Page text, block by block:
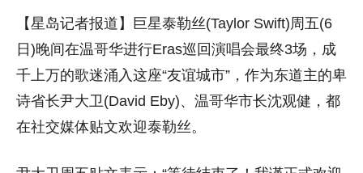
【星岛记者报道】巨星泰勒丝(Taylor Swift)周五(6
日)晚间在温哥华进行Eras巡回演唱会最终3场，成
千上万的歌迷涌入这座“友谊城市”，作为东道主的卑
诗省长尹大卫(David Eby)、温哥华市长沈观健，都
在社交媒体贴文欢迎泰勒丝。